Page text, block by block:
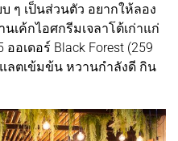
ๆ เป็นส่วนตัว อยากให้ลอง
นเค้กไอศกรีมเจลาโต้เก่าแก่
อเดอร์ Black Forest (259
ลตเข้มข้น หวานกำลังดี กิน